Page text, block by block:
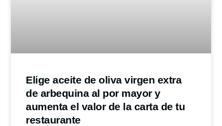
Elige aceite de oliva virgen extra
de arbequina al por mayor y
aumenta el valor de la carta de tu
restaurante